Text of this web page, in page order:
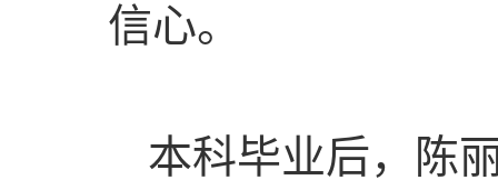
信心。
本科毕业后，陈